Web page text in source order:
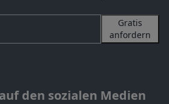
Gratis
anfordern
den sozialen Medien